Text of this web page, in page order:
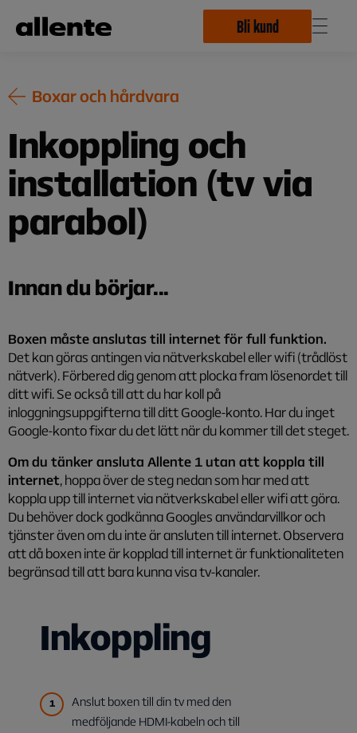
Bli kund
Boxar och hårdvara
Inkoppling och
installation (tv via
parabol)
Innan du börjar...
Boxen måste anslutas till internet för full funktion.
Det kan göras antingen via nätverkskabel eller wifi (trådlöst
nätverk). Förbered dig genom att plocka fram lösenordet till
ditt wifi. Se också till att du har koll på
inloggningsuppgifterna till ditt Google-konto. Har du inget
Google-konto fixar du det lätt när du kommer till det steget.
Om du tänker ansluta Allente 1 utan att koppla till
internet, hoppa över de steg nedan som har med att
koppla upp till internet via nätverkskabel eller wifi att göra.
Du behöver dock godkänna Googles användarvillkor och
tjänster även om du inte är ansluten till internet. Observera
att då boxen inte är kopplad till internet är funktionaliteten
begränsad till att bara kunna visa tv-kanaler.
Inkoppling
Anslut boxen till din tv med den
medföljande HDMI-kabeln och till